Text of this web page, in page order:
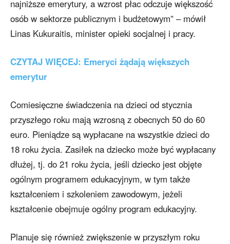
najniższe emerytury, a wzrost płac odczuje większość
osób w sektorze publicznym i budżetowym” – mówił
Linas Kukuraitis, minister opieki socjalnej i pracy.
CZYTAJ WIĘCEJ: Emeryci żądają większych
emerytur
Comiesięczne świadczenia na dzieci od stycznia
przyszłego roku mają wzrosną z obecnych 50 do 60
euro. Pieniądze są wypłacane na wszystkie dzieci do
18 roku życia. Zasiłek na dziecko może być wypłacany
dłużej, tj. do 21 roku życia, jeśli dziecko jest objęte
ogólnym programem edukacyjnym, w tym także
kształceniem i szkoleniem zawodowym, jeżeli
kształcenie obejmuje ogólny program edukacyjny.
Planuje się również zwiększenie w przyszłym roku